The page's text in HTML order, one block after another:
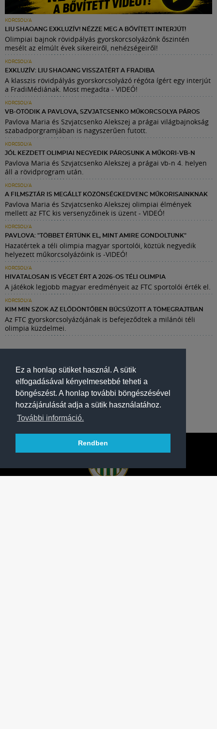
Ez a honlap sütiket használ. A sütik
elfogadásával kényelmesebbé teheti a
böngészést. A honlap további böngészésével
hozzájárulását adja a sütik használatához.
További információ.
Rendben
KORCSOLYA
LIU SHAOANG EXKLUZÍV! NÉZZE MEG A BŐVÍTETT INTERJÚT!
Olimpiai bajnok rövidpályás gyorskorcsolyázónk őszintén
mesélt az elmúlt évek sikereiről, nehézségeiről!
KORCSOLYA
EXKLUZÍV: LIU SHAOANG VISSZATÉRT A FRADIBA
A klasszis rövidpályás gyorskorcsolyázó régóta ígért egy interjút
a FradiMédiának. Most megadta - VIDEÓ!
KORCSOLYA
VB-ÖTÖDIK A PAVLOVA, SZVJATCSENKO MŰKORCSOLYA PÁROS
Pavlova Maria és Szvjatcsenko Alekszej a prágai világbajnokság
szabadporgramjában is nagyszerűen futott.
KORCSOLYA
JÓL KEZDETT OLIMPIAI NEGYEDIK PÁROSUNK A MŰKORI-VB-N
Pavlova Maria és Szvjatcsenko Alekszej a prágai vb-n 4. helyen
áll a rövidprogram után.
KORCSOLYA
A FILMSZTÁR IS MEGÁLLT KÖZÖNSÉGKEDVENC MŰKORISAINKNAK
Pavlova Maria és Szvjatcsenko Alekszej olimpiai élmények
mellett az FTC kis versenyzőinek is üzent - VIDEÓ!
KORCSOLYA
PAVLOVA: "TÖBBET ÉRTÜNK EL, MINT AMIRE GONDOLTUNK"
Hazatértek a téli olimpia magyar sportolói, köztük negyedik
helyezett műkorcsolyázóink is -VIDEÓ!
KORCSOLYA
HIVATALOSAN IS VÉGET ÉRT A 2026-OS TÉLI OLIMPIA
A játékok legjobb magyar eredményeit az FTC sportolói érték el.
KORCSOLYA
KIM MIN SZOK AZ ELŐDÖNTŐBEN BÚCSÚZOTT A TÖMEGRAJTBAN
Az FTC gyorskorcsolyázójának is befejeződtek a milánói téli
olimpia küzdelmei.